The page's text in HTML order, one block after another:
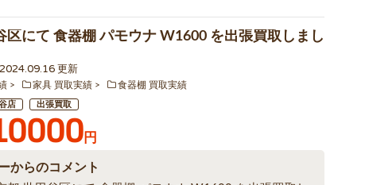
区にて 食器棚 パモウナ W1600 を出張買取しまし
更新
家具 買取実績 食器棚 買取実績
店 出張買取
円
からのコメント